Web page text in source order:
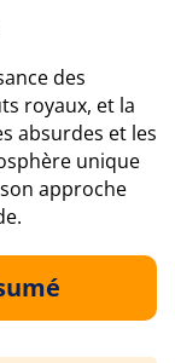
des
royaux, et la
absurdes et les
unique
approche